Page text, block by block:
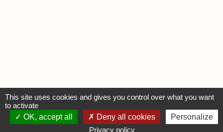
MON COMPTE
This site uses cookies and gives you control over what you want
to activate
OK, accept all
Deny all cookies
Personalize
Privacy policy